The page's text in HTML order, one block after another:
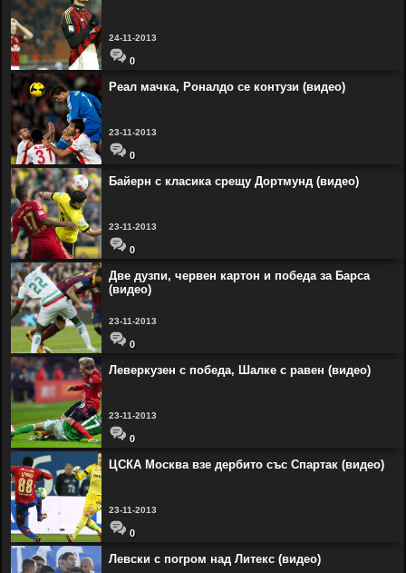
24-11-2013
0
Реал мачка, Роналдо се контузи (видео)
23-11-2013
0
Байерн с класика срещу Дортмунд (видео)
23-11-2013
0
Две дузпи, червен картон и победа за Барса
(видео)
23-11-2013
0
Леверкузен с победа, Шалке с равен (видео)
23-11-2013
0
ЦСКА Москва взе дербито със Спартак (видео)
23-11-2013
0
Левски с погром над Литекс (видео)